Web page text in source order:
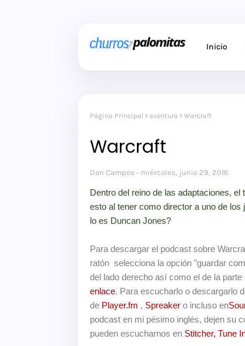
Inicio
Página Principal aventura Warcraft
Warcraft
Dan Campos miércoles, junio 29, 2016
Dentro del reino de las adaptaciones,
esto al tener como director a uno de
lo es Duncan Jones?
Para descargar el podcast sobre
ratón selecciona la opción "guardar
del lado derecho así como el de la
enlace. Para escucharlo o descargarlo
de Player.fm , Spreaker o incluso en
podcast en mi pésimo inglés, dejen su
pueden escucharnos en Stitcher, Tune